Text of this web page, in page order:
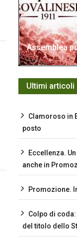
Assemblea
Ultimi articoli
Clamoroso in
posto
Eccellenza.
anche in
Promozione.
Colpo di
del titolo dello